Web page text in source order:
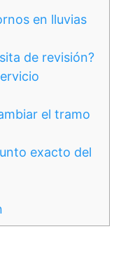
en lluvias
de revisión?
el tramo
exacto del